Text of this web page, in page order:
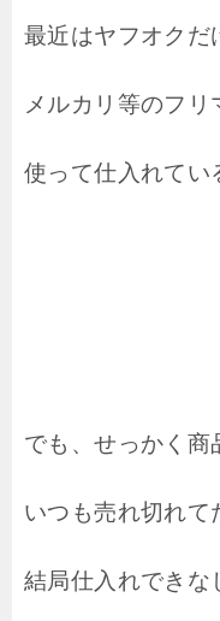
最近はヤフオクだ
メルカリ等のフリ
使って仕入れてい
でも、せっかく商
いつも売れ切れて
結局仕入れできな